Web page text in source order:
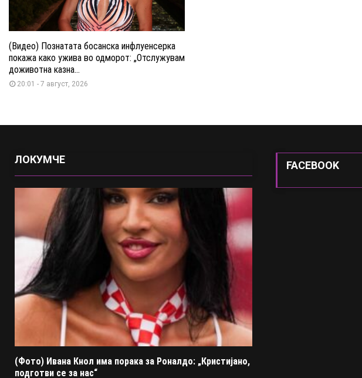
(Видео) Познатата босанска инфлуенсерка
покажа како ужива во одморот: „Отслужувам
доживотна казна...
20:01 - 7 август, 2026
ЛОКУМЧЕ
(Фото) Ивана Кнол има порака за Роналдо: „Кристијано,
подготви се за нас“
FACEBOOK